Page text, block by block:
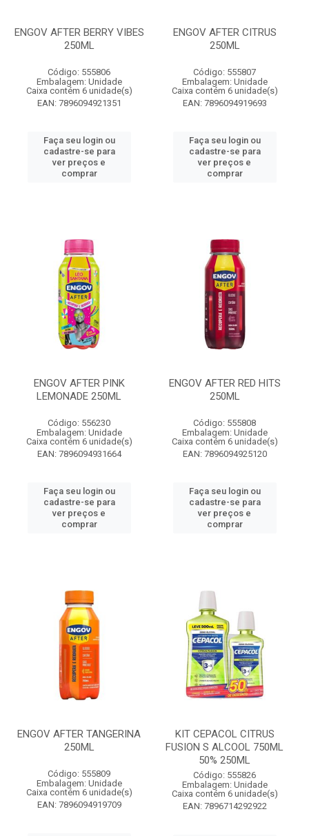
ENGOV AFTER BERRY VIBES
250ML
Código: 555806
Embalagem: Unidade
Caixa contém 6 unidade(s)
EAN: 7896094921351
Faça seu login ou
cadastre-se para
ver preços e
comprar
ENGOV AFTER CITRUS
250ML
Código: 555807
Embalagem: Unidade
Caixa contém 6 unidade(s)
EAN: 7896094919693
Faça seu login ou
cadastre-se para
ver preços e
comprar
ENGOV AFTER PINK
LEMONADE 250ML
Código: 556230
Embalagem: Unidade
Caixa contém 6 unidade(s)
EAN: 7896094931664
Faça seu login ou
cadastre-se para
ver preços e
comprar
ENGOV AFTER RED HITS
250ML
Código: 555808
Embalagem: Unidade
Caixa contém 6 unidade(s)
EAN: 7896094925120
Faça seu login ou
cadastre-se para
ver preços e
comprar
ENGOV AFTER TANGERINA
250ML
Código: 555809
Embalagem: Unidade
Caixa contém 6 unidade(s)
EAN: 7896094919709
KIT CEPACOL CITRUS
FUSION S ALCOOL 750ML
50% 250ML
Código: 555826
Embalagem: Unidade
Caixa contém 6 unidade(s)
EAN: 7896714292922